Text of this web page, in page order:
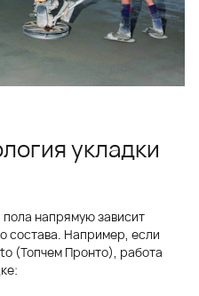
укладки
пола напрямую зависит
состава. Например, если
(Топчем Пронто), работа